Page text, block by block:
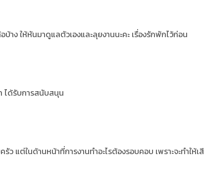
าง ให้หันมาดูแลตัวเองและลุยงานนะคะ เรื่องรักพักไว้ก่อน
ได้รับการสนับสนุน
ว แต่ในด้านหน้าที่การงานทำอะไรต้องรอบคอบ เพราะจะทำให้เ